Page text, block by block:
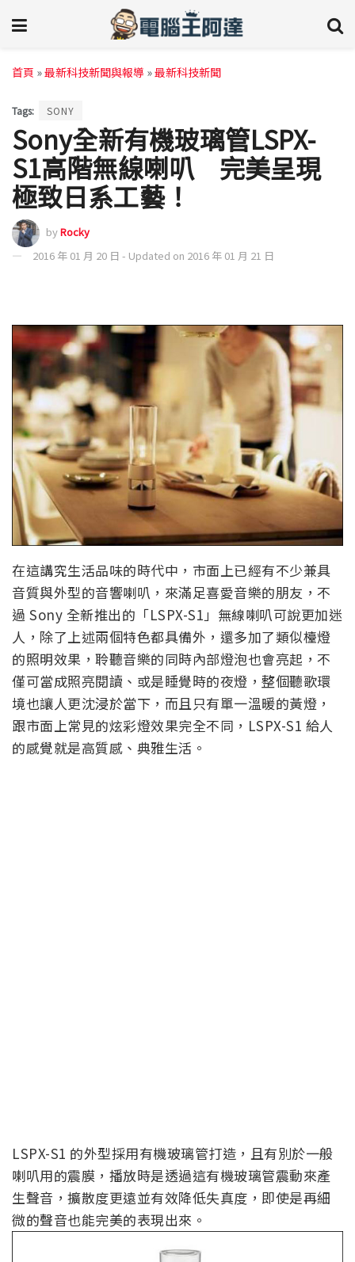
首頁 »最新科技新聞與報導 »最新科技新聞
Tags: SONY
Sony全新有機玻璃管LSPX-
S1高階無線喇叭 完美呈現
極致日系工藝！
byRocky
2016 年 01 月 20 日 - Updated on 2016 年 01 月 21 日
在這講究生活品味的時代中，市面上已經有不少兼具
音質與外型的音響喇叭，來滿足喜愛音樂的朋友，不
過 Sony 全新推出的「LSPX-S1」無線喇叭可說更加迷
人，除了上述兩個特色都具備外，還多加了類似檯燈
的照明效果，聆聽音樂的同時內部燈泡也會亮起，不
僅可當成照亮閱讀、或是睡覺時的夜燈，整個聽歌環
境也讓人更沈浸於當下，而且只有單一溫暖的黃燈，
跟市面上常見的炫彩燈效果完全不同，LSPX-S1 給人
的感覺就是高質感、典雅生活。
LSPX-S1 的外型採用有機玻璃管打造，且有別於一般
喇叭用的震膜，播放時是透過這有機玻璃管震動來產
生聲音，擴散度更遠並有效降低失真度，即使是再細
微的聲音也能完美的表現出來。